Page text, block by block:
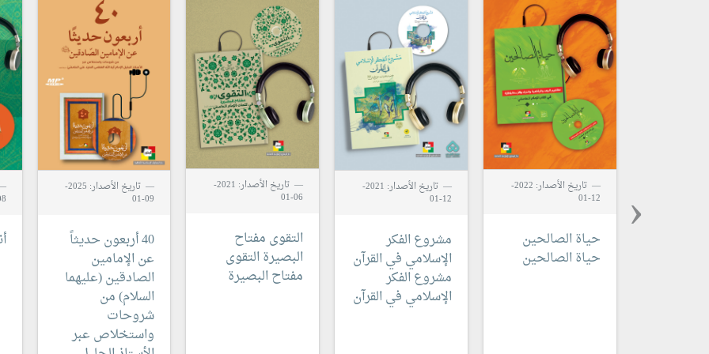
المقطع الصوتي رقم #23
المقطع الصوتي رقم #24
المقطع الصوتي رقم #25
المقطع الصوتي رقم #26
المقطع الصوتي رقم #27
المقطع الصوتي رقم #28
المقطع الصوتي رقم #29
تاريخ الأصدار: 2022-
12-01
حياة الصالحين
حياة الصالحين
تاريخ الأصدار: 2021-
12-01
مشروع الفكر
الإسلامي في القرآن
مشروع الفكر
الإسلامي في القرآن
تاريخ الأصدار: 2021-
06-01
التقوى مفتاح
البصيرةالتقوى
مفتاح البصيرة
تاريخ الأصدار: 2025-
09-01
40 أربعون حديثاً
عن الإمامين
الصادقين (عليهما
السلام)من
شروحات
واستخلاص عبر
‹